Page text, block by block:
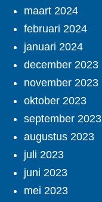
maart 2024
februari 2024
januari 2024
december 2023
november 2023
oktober 2023
september 2023
augustus 2023
juli 2023
juni 2023
mei 2023